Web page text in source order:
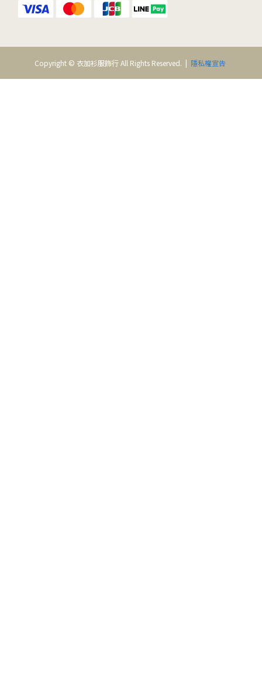
Copyright © 衣加衫服飾行 All Rights Reserved. | 隱私權宣告